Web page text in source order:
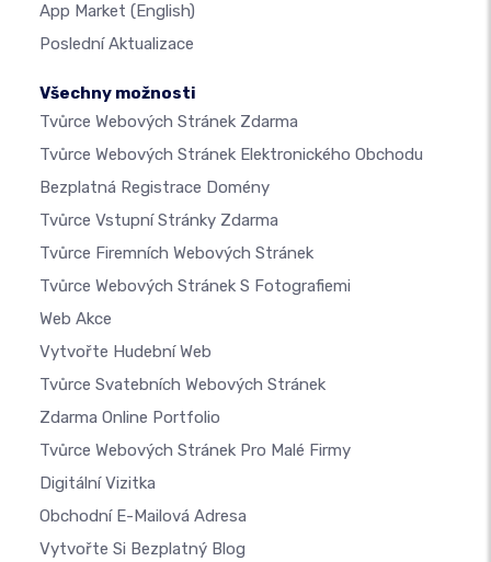
App Market (English)
Poslední Aktualizace
Všechny možnosti
Tvůrce Webových Stránek Zdarma
Tvůrce Webových Stránek Elektronického Obchodu
Bezplatná Registrace Domény
Tvůrce Vstupní Stránky Zdarma
Tvůrce Firemních Webových Stránek
Tvůrce Webových Stránek S Fotografiemi
Web Akce
Vytvořte Hudební Web
Tvůrce Svatebních Webových Stránek
Zdarma Online Portfolio
Tvůrce Webových Stránek Pro Malé Firmy
Digitální Vizitka
Obchodní E-Mailová Adresa
Vytvořte Si Bezplatný Blog